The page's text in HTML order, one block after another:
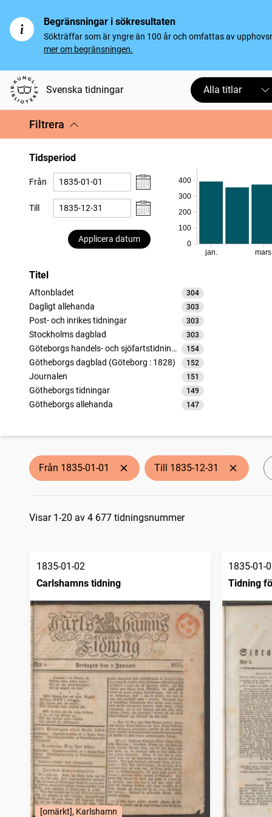
Begränsningar i sökresultaten
Sökträffar som är yngre än 100 år och omfattas av
mer om begränsningen.
Svenska tidningar Alla titlar
Filtrera
Tidsperiod
Från
Till
Applicera datum
0
100
200
300
400
jan. mars
Titel
Aftonbladet 304
träffar
Dagligt allehanda
303
träffar
Post- och inrikes tidningar
303
träffar
Stockholms dagblad
303
träffar
Göteborgs handels- och sjöfartstidning (1832)
154
träffar
Götheborgs dagblad (Göteborg : 1828)
152
träffar
Journalen
151
träffar
Götheborgs tidningar
149
träffar
Götheborgs allehanda
147
träffar
träffar
Linköpingsbladet
träffar
Carlscronas wekoblad (1764)
träffar
Helsingborgsposten
träffar
träffar
träffar
Telegrafen (Helsingborg : 1835)
90
träffar
Calmar stads tidning
67
träffar
CHRISTIANSTADS WECKOBLAD
53
träffar
Jönköpings tidning
träffar
Uddewalla weckoblad
träffar
Westerås annonceblad
träffar
Wisby Weckoblad (Visby : 1827)
träffar
Vestmanlands läns tidning
träffar
Tidning för stora Kopparbergs län
träffar
Örebro tidning (Örebro : 1806)
träffar
Västerviks veckoblad
träffar
Skånska posten
träffar
Weckoblad från Gefle
träffar
Mariestads weckoblad (Mariestad : 1834)
träffar
Lunds weckoblad (1813), nytt och gammalt
träffar
Carlstads tidning
52
Från 1835-01-01 Till 1835-12-31
Sökresultat
Visar 1-20 av 4 677 tidningsnummer
1835-01-02
Carlshamns tidning
[omärkt], Karlshamn
1835-01-
Tidning